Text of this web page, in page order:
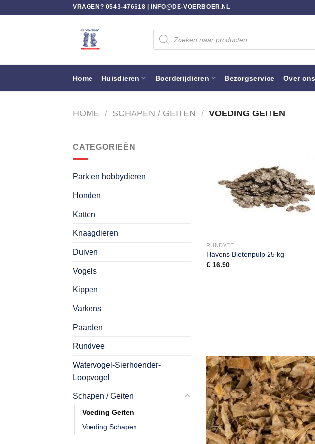
VRAGEN? 0543-476618 | INFO@DE-VOERBOER.NL
Producten
zoeken
Home Huisdieren Boerderijdieren Bezorgservice Over ons
HOME / SCHAPEN / GEITEN / VOEDING GEITEN
CATEGORIEËN
Park en hobbydieren
Honden
Katten
Knaagdieren
Duiven
Vogels
Kippen
Varkens
Paarden
Rundvee
Watervogel-Sierhoender-
Loopvogel
Schapen / Geiten
Voeding Geiten
Voeding Schapen
RUNDVEE
Havens Bietenpulp 25 kg
€16.90